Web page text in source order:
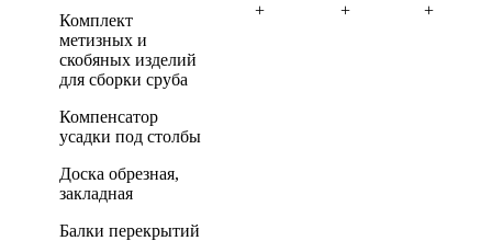
Комплект
метизных и
скобяных изделий
для сборки сруба
Компенсатор
усадки под столбы
Доска обрезная,
закладная
Балки перекрытий
+ + +